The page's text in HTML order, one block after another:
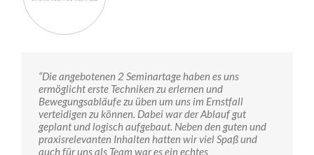
“Die angebotenen 2 Seminartage haben es uns
ermöglicht erste Techniken zu erlernen und
Bewegungsabläufe zu üben um uns im Ernstfall
verteidigen zu können. Dabei war der Ablauf gut
geplant und logisch aufgebaut. Neben den guten und
praxisrelevanten Inhalten hatten wir viel Spaß und
auch für uns als Team war es ein echtes